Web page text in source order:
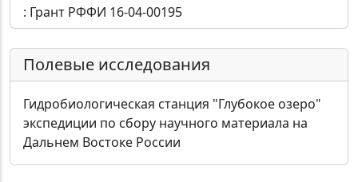
: Грант РФФИ 16-04-00195
Полевые исследования
Гидробиологическая станция "Глубокое озеро"
экспедиции по сбору научного материала на
Дальнем Востоке России